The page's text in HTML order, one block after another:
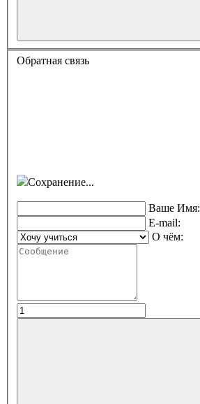
Обратная связь
Сохранение...
Ваше Имя:
E-mail:
О чём: